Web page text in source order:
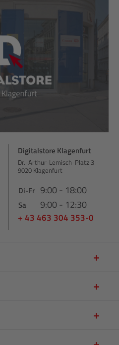
Digitalstore Klagenfurt
Dr.-Arthur-Lemisch-Platz 3
9020 Klagenfurt
Di-Fr 9:00 - 18:00
Sa 9:00 - 12:30
+ 43 463 304 353-0